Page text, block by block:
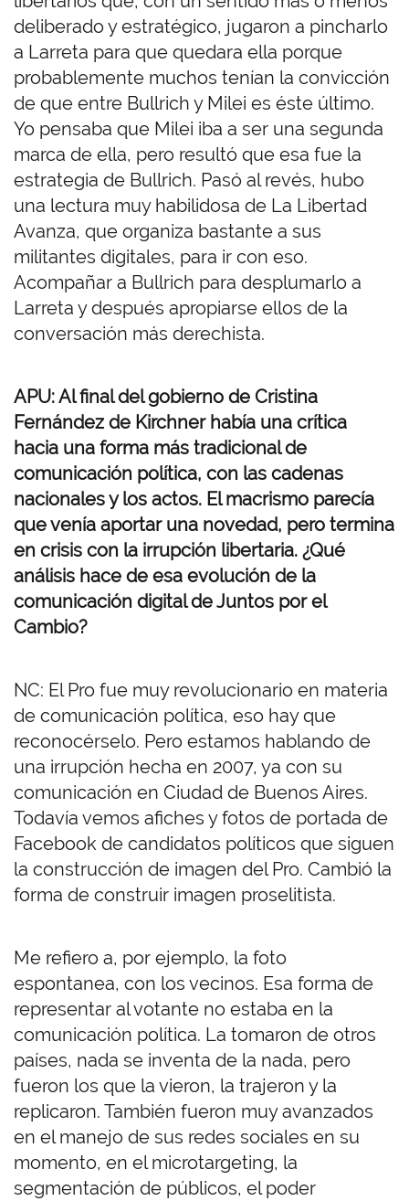
deliberado y estratégico, jugaron a pincharlo
a Larreta para que quedara ella porque
probablemente muchos tenían la convicción
de que entre Bullrich y Milei es éste último.
Yo pensaba que Milei iba a ser una segunda
marca de ella, pero resultó que esa fue la
estrategia de Bullrich. Pasó al revés, hubo
una lectura muy habilidosa de La Libertad
Avanza, que organiza bastante a sus
militantes digitales, para ir con eso.
Acompañar a Bullrich para desplumarlo a
Larreta y después apropiarse ellos de la
conversación más derechista.
APU: Al final del gobierno de Cristina
Fernández de Kirchner había una crítica
hacia una forma más tradicional de
comunicación política, con las cadenas
nacionales y los actos. El macrismo parecía
que venía aportar una novedad, pero termina
en crisis con la irrupción libertaria. ¿Qué
análisis hace de esa evolución de la
comunicación digital de Juntos por el
Cambio?
NC: El Pro fue muy revolucionario en materia
de comunicación política, eso hay que
reconocérselo. Pero estamos hablando de
una irrupción hecha en 2007, ya con su
comunicación en Ciudad de Buenos Aires.
Todavía vemos afiches y fotos de portada de
Facebook de candidatos políticos que siguen
la construcción de imagen del Pro. Cambió la
forma de construir imagen proselitista.
Me refiero a, por ejemplo, la foto
espontanea, con los vecinos. Esa forma de
representar al votante no estaba en la
comunicación política. La tomaron de otros
países, nada se inventa de la nada, pero
fueron los que la vieron, la trajeron y la
replicaron. También fueron muy avanzados
en el manejo de sus redes sociales en su
momento, en el microtargeting, la
segmentación de públicos, el poder